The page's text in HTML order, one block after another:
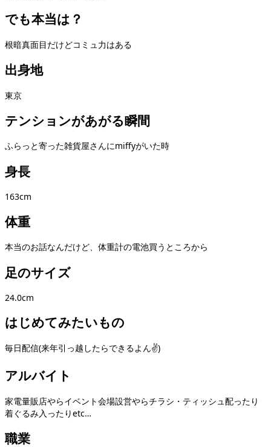
でも本当は？
根暗真面目だけどコミュ力はある
出身地
東京
テンションがあがる瞬間
ふらっと寄った雑貨屋さんにmiffyがいた時
身長
163cm
体重
本当のお話なんだけど、体重計の電池買うところから
足のサイズ
24.0cm
はじめてみたいもの
毎日配信(来年引っ越したらできるよん✌️)
アルバイト
家電量販店やらイベント会場設営やらチラシ・ティッシュ配ったり
着ぐるみ入ったりetc…
職業